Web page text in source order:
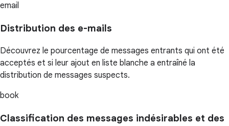
email
Distribution des e-mails
Découvrez le pourcentage de messages entrants qui ont été
acceptés et si leur ajout en liste blanche a entraîné la
distribution de messages suspects.
book
Classification des messages indésirables et des